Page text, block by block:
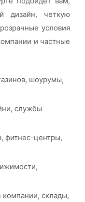
дизайн, четкую
условия
и частные
шоурумы,
службы
фитнес-центры,
компании, склады,